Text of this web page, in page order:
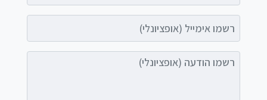
רשמו הודעה (אופציונלי)